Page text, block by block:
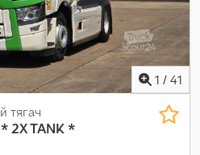
дифференциала,
круиз-контроль,
стояночный, подогрев
стояночный кондиционер,
1 / 41
тягач
2X TANK *